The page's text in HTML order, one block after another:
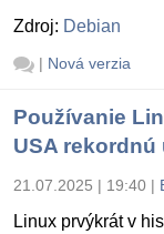
Zdroj: Debian
| Nová verzia
Používanie
USA rekordnú
21.07.2025 | 19:40 |
Linux prvýkrát v